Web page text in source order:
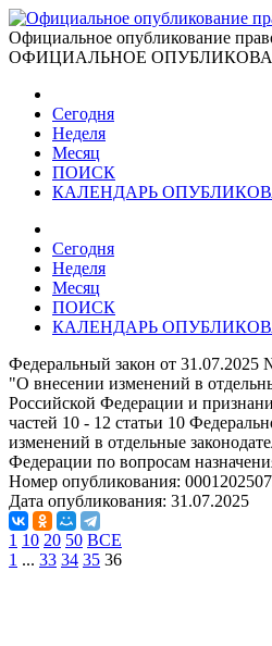
Официальное опубликование
ОФИЦИАЛЬНОЕ
Сегодня
Неделя
Месяц
ПОИСК
КАЛЕНДАРЬ
Сегодня
Неделя
Месяц
ПОИСК
КАЛЕНДАРЬ
Федеральный закон от
"О внесении изменений в
Российской Федерации и
частей 10 - 12 статьи 10
изменений в отдельные
Федерации по вопросам
Номер опубликования:
Дата опубликования: 31.07.2025
1 10 20 50 ВСЕ
1 ... 33 34 35 36